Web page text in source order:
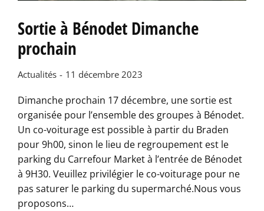
Sortie à Bénodet Dimanche
prochain
Actualités 11 décembre 2023
Dimanche prochain 17 décembre, une sortie est
organisée pour l’ensemble des groupes à Bénodet.
Un co-voiturage est possible à partir du Braden
pour 9h00, sinon le lieu de regroupement est le
parking du Carrefour Market à l’entrée de Bénodet
à 9H30. Veuillez privilégier le co-voiturage pour ne
pas saturer le parking du supermarché.Nous vous
proposons…